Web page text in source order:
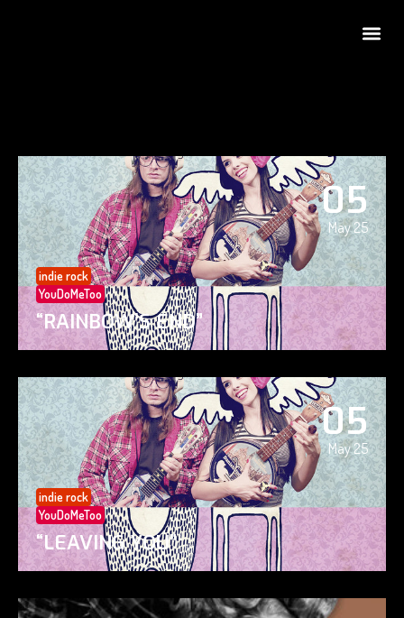
05
May 25
indie rock
YouDoMeToo
“RAINBOW’S END”
05
May 25
indie rock
YouDoMeToo
“LEAVING YOU”